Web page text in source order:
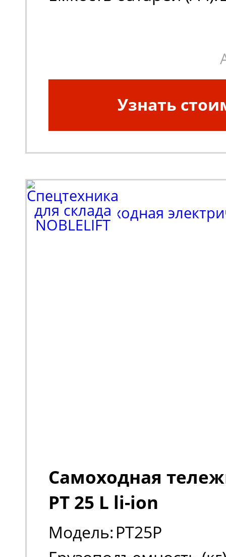
Узнать
Самоходная
PT 25 L li-ion
Модель: PT25P